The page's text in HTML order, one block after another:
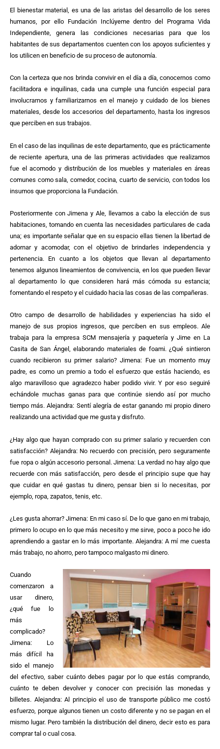
El bienestar material, es una de las aristas del desarrollo de los seres
humanos, por ello Fundación Inclúyeme dentro del Programa Vida
Independiente, genera las condiciones necesarias para que los
habitantes de sus departamentos cuenten con los apoyos suficientes y
los utilicen en beneficio de su proceso de autonomía.
Con la certeza que nos brinda convivir en el día a día, conocernos como
facilitadora e inquilinas, cada una cumple una función especial para
involucrarnos y familiarizarnos en el manejo y cuidado de los bienes
materiales, desde los accesorios del departamento, hasta los ingresos
que perciben en sus trabajos.
En el caso de las inquilinas de este departamento, que es prácticamente
de reciente apertura, una de las primeras actividades que realizamos
fue el acomodo y distribución de los muebles y materiales en áreas
comunes como sala, comedor, cocina, cuarto de servicio, con todos los
insumos que proporciona la Fundación.
Posteriormente con Jimena y Ale, llevamos a cabo la elección de sus
habitaciones, tomando en cuenta las necesidades particulares de cada
una; es importante señalar que en su espacio ellas tienen la libertad de
adornar y acomodar, con el objetivo de brindarles independencia y
pertenencia. En cuanto a los objetos que llevan al departamento
tenemos algunos lineamientos de convivencia, en los que pueden llevar
al departamento lo que consideren hará más cómoda su estancia;
fomentando el respeto y el cuidado hacia las cosas de las compañeras.
Otro campo de desarrollo de habilidades y experiencias ha sido el
manejo de sus propios ingresos, que perciben en sus empleos. Ale
trabaja para la empresa SCM mensajería y paquetería y Jime en La
Casita de San Ángel, elaborando materiales de foami. ¿Qué sintieron
cuando recibieron su primer salario? Jimena: Fue un momento muy
padre, es como un premio a todo el esfuerzo que estás haciendo, es
algo maravilloso que agradezco haber podido vivir. Y por eso seguiré
echándole muchas ganas para que continúe siendo así por mucho
tiempo más. Alejandra: Sentí alegría de estar ganando mi propio dinero
realizando una actividad que me gusta y disfruto.
¿Hay algo que hayan comprado con su primer salario y recuerden con
satisfacción? Alejandra: No recuerdo con precisión, pero seguramente
fue ropa o algún accesorio personal. Jimena: La verdad no hay algo que
recuerde con más satisfacción, pero desde el principio supe que hay
que cuidar en qué gastas tu dinero, pensar bien si lo necesitas, por
ejemplo, ropa, zapatos, tenis, etc.
¿Les gusta ahorrar? Jimena: En mi caso sí. De lo que gano en mi trabajo,
primero lo ocupo en lo que más necesito y me sirve, poco a poco he ido
aprendiendo a gastar en lo más importante. Alejandra: A mí me cuesta
más trabajo, no ahorro, pero tampoco malgasto mi dinero.
Cuando
comenzaron a
usar dinero,
¿qué fue lo
más
complicado?
Jimena: Lo
más difícil ha
sido el manejo
del efectivo, saber cuánto debes pagar por lo que estás comprando,
cuánto te deben devolver y conocer con precisión las monedas y
billetes. Alejandra: Al principio el uso de transporte público me costó
esfuerzo, porque algunos tienen un costo diferente y no se pagan en el
mismo lugar. Pero también la distribución del dinero, decir esto es para
comprar tal o cual cosa.